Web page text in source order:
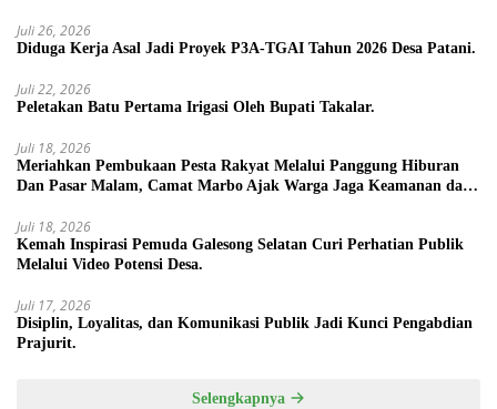
Juli 26, 2026
Diduga Kerja Asal Jadi Proyek P3A-TGAI Tahun 2026 Desa Patani.
Juli 22, 2026
Peletakan Batu Pertama Irigasi Oleh Bupati Takalar.
Juli 18, 2026
Meriahkan Pembukaan Pesta Rakyat Melalui Panggung Hiburan
Dan Pasar Malam, Camat Marbo Ajak Warga Jaga Keamanan dan
Juli 18, 2026
Kemah Inspirasi Pemuda Galesong Selatan Curi Perhatian Publik
Melalui Video Potensi Desa.
Juli 17, 2026
Disiplin, Loyalitas, dan Komunikasi Publik Jadi Kunci Pengabdian
Prajurit.
Selengkapnya